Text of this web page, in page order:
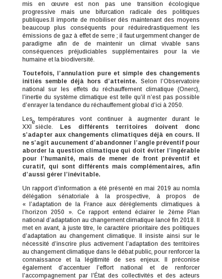
mis en œuvre est non pas une transition écologique
progressive mais une bifurcation radicale des politiques
publiques.Il importe de mobiliser dès maintenant des moyens
beaucoup plus conséquents pour réduiredrastiquement les
émissions de gaz à effet de serre ; il faut urgemment changer de
paradigme afin de de maintenir un climat vivable sans
conséquences préjudiciables supplémentaires pour la vie
humaine et la biodiversité.
Toutefois, l’annulation pure et simple des changements
initiés semble déjà hors d’atteinte. Selon l’Observatoire
national sur les effets du réchauffement climatique (Onerc),
l’inertie du système climatique est telle qu’il n’est pas possible
d’enrayer la tendance du réchauffement global d’ici à 2050.
Les températures vont continuer à augmenter durant le
XXI
e
siècle.
Les différents territoires doivent donc
s’adapter aux changements climatiques déjà en cours. Il
ne s’agit aucunement d’abandonner l’angle préventif pour
aborder la question climatique qui doit éviter l’ingérable
pour l’humanité, mais de mener de front préventif et
curatif, qui sont différents mais complémentaires, afin
d’aussi gérer l’inévitable.
Un rapport d’information a été présenté en mai 2019 au nomla
délégation sénatoriale à la prospective, à propos de
« l’adaptation de la France aux dérèglements climatiques à
l’horizon 2050 ». Ce rapport entend éclairer le 2ème Plan
national d’adaptation au changement climatique lancé fin 2018. Il
met en avant, à juste titre, le caractère prioritaire des politiques
d’adaptation au changement climatique. Il insiste ainsi sur le
nécessité d’inscrire plus activement l’adaptation des territoires
au changement climatique dans le débat public, pour renforcer la
connaissance et la légitimité de ses enjeux. Il préconise
également d’accentuer l’effort national et de renforcer
l’accompagnement par l’État des collectivités et des acteurs